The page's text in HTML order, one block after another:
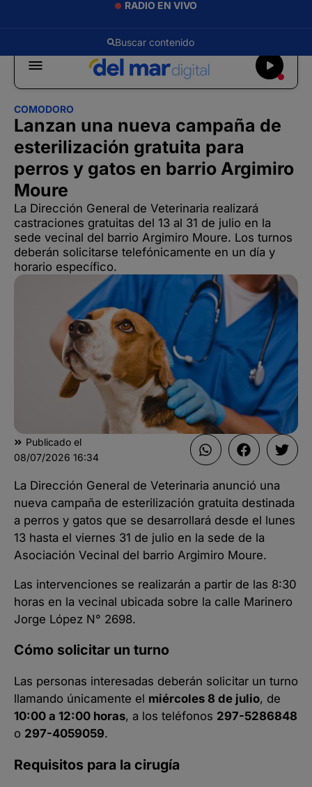
RADIO EN VIVO
COMODORO
Lanzan una nueva campaña de
esterilización gratuita para
perros y gatos en barrio Argimiro
Moure
La Dirección General de Veterinaria realizará
castraciones gratuitas del 13 al 31 de julio en la
sede vecinal del barrio Argimiro Moure. Los turnos
deberán solicitarse telefónicamente en un día y
horario específico.
Publicado el
08/07/2026 16:34
La Dirección General de Veterinaria anunció una
nueva campaña de esterilización gratuita destinada
a perros y gatos que se desarrollará desde el lunes
13 hasta el viernes 31 de julio en la sede de la
Asociación Vecinal del barrio Argimiro Moure.
Las intervenciones se realizarán a partir de las 8:30
horas en la vecinal ubicada sobre la calle Marinero
Jorge López N° 2698.
Cómo solicitar un turno
Las personas interesadas deberán solicitar un turno
llamando únicamente el miércoles 8 de julio, de
10:00 a 12:00 horas, a los teléfonos 297-5286848
o 297-4059059.
Requisitos para la cirugía